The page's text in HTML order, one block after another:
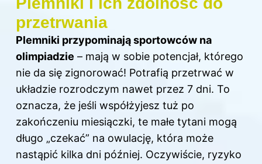
przetrwania
Plemniki przypominają sportowców na
olimpiadzie – mają w sobie potencjał, którego
nie da się zignorować! Potrafią przetrwać w
układzie rozrodczym nawet przez 7 dni. To
oznacza, że jeśli współżyjesz tuż po
zakończeniu miesiączki, te małe tytani mogą
długo „czekać” na owulację, która może
nastąpić kilka dni później. Oczywiście, ryzyko